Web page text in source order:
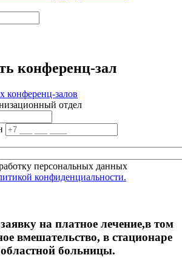
конференц-зал
конференц-залов
отдел
персональных данных
конфиденциальности.
на платное лечение,в том
вмешательство, в стационаре
больницы.